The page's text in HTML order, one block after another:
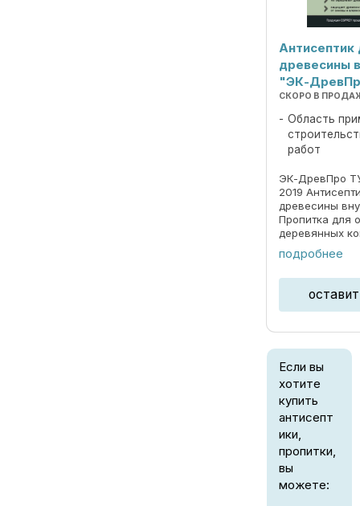
древесины
"ЭК-
СКОРО В
Область
работ
ЭК-ДревПро
2019
древесины
Пропитка для
деревянных
внутри дома
системы и
подробнее
Если вы
хотите
купить
антисепт
ики,
пропитки,
вы
можете: